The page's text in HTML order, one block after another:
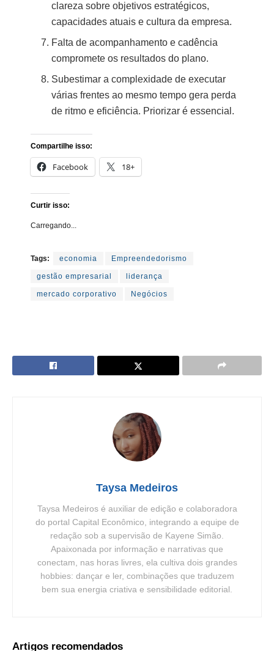
clareza sobre objetivos estratégicos,
capacidades atuais e cultura da empresa.
Falta de acompanhamento e cadência
compromete os resultados do plano.
Subestimar a complexidade de executar
várias frentes ao mesmo tempo gera perda
de ritmo e eficiência. Priorizar é essencial.
Compartilhe isso:
Facebook 18+
Curtir isso:
Carregando...
Tags: economia Empreendedorismo
gestão empresarial liderança
mercado corporativo Negócios
Taysa Medeiros
Taysa Medeiros é auxiliar de edição e colaboradora
do portal Capital Econômico, integrando a equipe de
redação sob a supervisão de Kayene Simão.
Apaixonada por informação e narrativas que
conectam, nas horas livres, ela cultiva dois grandes
hobbies: dançar e ler, combinações que traduzem
bem sua energia criativa e sensibilidade editorial.
Artigos recomendados